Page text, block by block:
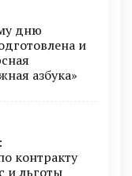
дню
и
азбука»
контракту
и льготы